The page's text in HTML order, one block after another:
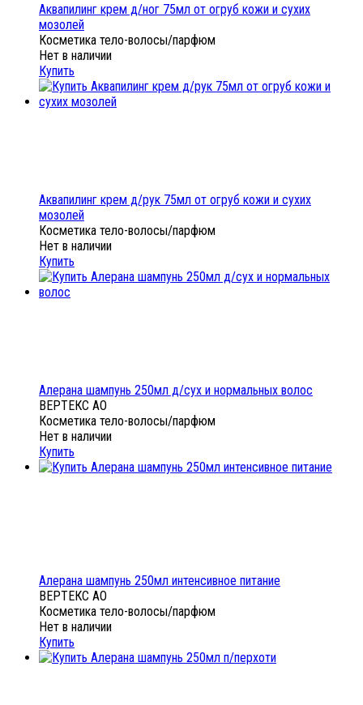
Аквапилинг крем д/ног 75мл от огруб кожи и сухих
мозолей
Косметика тело-волосы/парфюм
Нет в наличии
Купить
Аквапилинг крем д/рук 75мл от огруб кожи и сухих
мозолей
Косметика тело-волосы/парфюм
Нет в наличии
Купить
Алерана шампунь 250мл д/сух и нормальных волос
ВЕРТЕКС АО
Косметика тело-волосы/парфюм
Нет в наличии
Купить
Алерана шампунь 250мл интенсивное питание
ВЕРТЕКС АО
Косметика тело-волосы/парфюм
Нет в наличии
Купить